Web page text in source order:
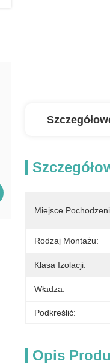
Miejsce
Rodzaj Montażu:
Klasa Izolacji:
Władza:
Podkreślić:
Opis